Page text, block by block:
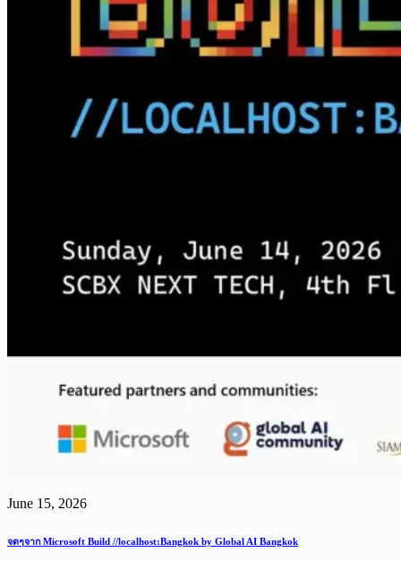
June 15, 2026
จดๆจาก Microsoft Build //localhost:Bangkok by Global AI Bangkok